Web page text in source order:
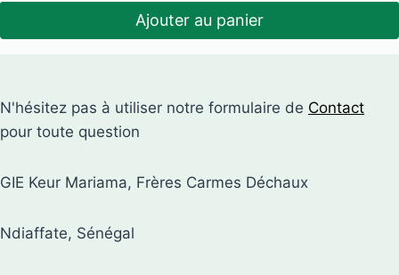
Ajouter au panier
N'hésitez pas à utiliser notre formulaire de Contact
pour toute question
GIE Keur Mariama, Frères Carmes Déchaux
Ndiaffate, Sénégal